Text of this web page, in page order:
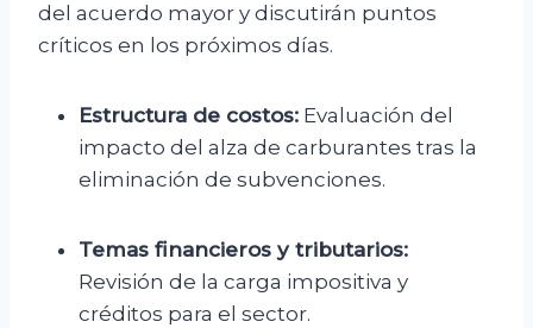
del acuerdo mayor y discutirán puntos
críticos en los próximos días.
Estructura de costos: Evaluación del
impacto del alza de carburantes tras la
eliminación de subvenciones.
Temas financieros y tributarios:
Revisión de la carga impositiva y
créditos para el sector.